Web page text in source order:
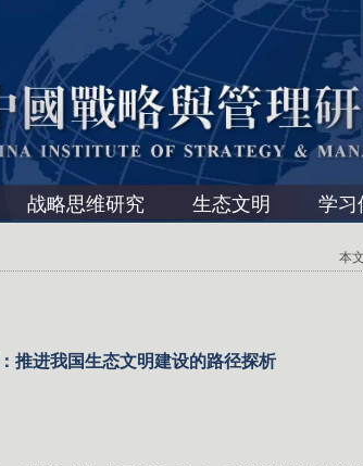
战略思维研究 生态文明 学习
本
推进我国生态文明建设的路径探析